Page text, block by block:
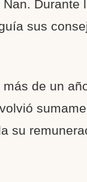
Durante
sus
de un
su